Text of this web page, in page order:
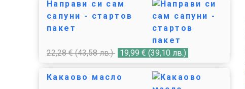
Направи си сам
сапуни - стартов
пакет
22,28€(43,58 лв.) 19,99 € (39,10 лв.)
Какаово масло